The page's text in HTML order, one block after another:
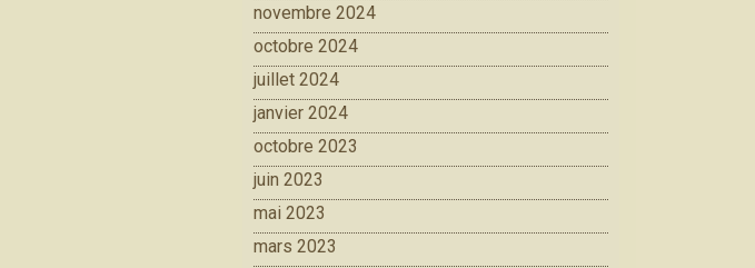
novembre 2024
octobre 2024
juillet 2024
janvier 2024
octobre 2023
juin 2023
mai 2023
mars 2023